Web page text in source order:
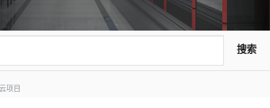
搜索
项目